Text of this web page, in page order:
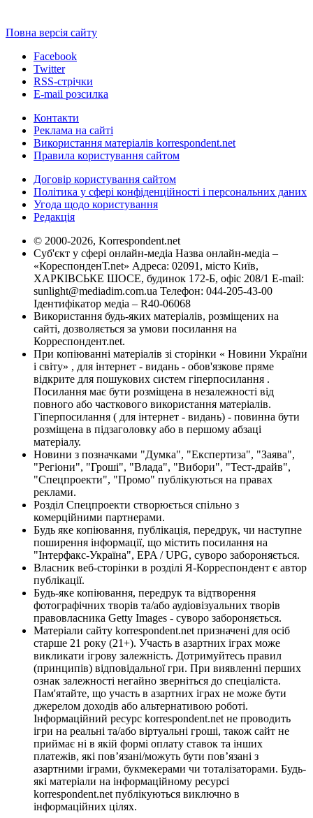
Повна версія сайту
Facebook
Twitter
RSS-стрічки
E-mail розсилка
Контакти
Реклама на сайті
Використання матеріалів korrespondent.net
Правила користування сайтом
Договір користування сайтом
Політика у сфері конфіденційності і персональних даних
Угода щодо користування
Редакція
© 2000-2026, Korrespondent.net
Суб'єкт у сфері онлайн-медіа Назва онлайн-медіа –
«КореспонденТ.net» Адреса: 02091, місто Київ,
ХАРКІВСЬКЕ ШОСЕ, будинок 172-Б, офіс 208/1 E-mail:
sunlight@mediadim.com.ua Телефон: 044-205-43-00
Ідентифікатор медіа – R40-06068
Використання будь-яких матеріалів, розміщених на
сайті, дозволяється за умови посилання на
Корреспондент.net.
При копіюванні матеріалів зі сторінки « Новини України
і світу» , для інтернет - видань - обов'язкове пряме
відкрите для пошукових систем гіперпосилання .
Посилання має бути розміщена в незалежності від
повного або часткового використання матеріалів.
Гіперпосилання ( для інтернет - видань) - повинна бути
розміщена в підзаголовку або в першому абзаці
матеріалу.
Новини з позначками "Думка", "Експертиза", "Заява",
"Регіони", "Гроші", "Влада", "Вибори", "Тест-драйв",
"Спецпроекти", "Промо" публікуються на правах
реклами.
Розділ Спецпроекти створюється спільно з
комерційними партнерами.
Будь яке копіювання, публікація, передрук, чи наступне
поширення інформації, що містить посилання на
"Інтерфакс-Україна", EPA / UPG, суворо забороняється.
Власник веб-сторінки в розділі Я-Корреспондент є автор
публікації.
Будь-яке копіювання, передрук та відтворення
фотографічних творів та/або аудіовізуальних творів
правовласника Getty Images - суворо забороняється.
Матеріали сайту korrespondent.net призначені для осіб
старше 21 року (21+). Участь в азартних іграх може
викликати ігрову залежність. Дотримуйтесь правил
(принципів) відповідальної гри. При виявленні перших
ознак залежності негайно зверніться до спеціаліста.
Пам'ятайте, що участь в азартних іграх не може бути
джерелом доходів або альтернативою роботі.
Інформаційний ресурс korrespondent.net не проводить
ігри на реальні та/або віртуальні гроші, також сайт не
приймає ні в якій формі оплату ставок та інших
платежів, які пов’язані/можуть бути пов’язані з
азартними іграми, букмекерами чи тоталізаторами. Будь-
які матеріали на інформаційному ресурсі
korrespondent.net публікуються виключно в
інформаційних цілях.